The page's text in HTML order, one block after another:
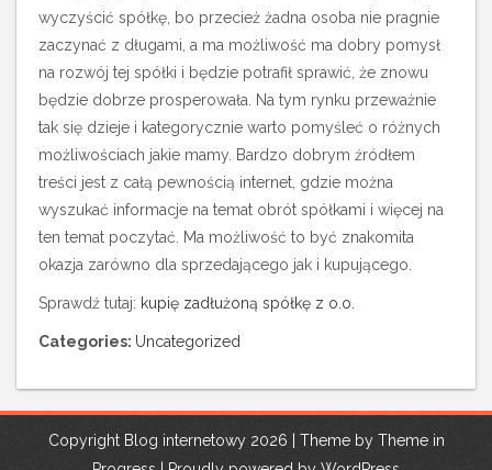
wyczyścić spółkę, bo przecież żadna osoba nie pragnie
zaczynać z długami, a ma możliwość ma dobry pomysł
na rozwój tej spółki i będzie potrafił sprawić, że znowu
będzie dobrze prosperowała. Na tym rynku przeważnie
tak się dzieje i kategorycznie warto pomyśleć o różnych
możliwościach jakie mamy. Bardzo dobrym źródłem
treści jest z całą pewnością internet, gdzie można
wyszukać informacje na temat obrót spółkami i więcej na
ten temat poczytać. Ma możliwość to być znakomita
okazja zarówno dla sprzedającego jak i kupującego.
Sprawdź tutaj: kupię zadłużoną spółkę z o.o.
Categories: Uncategorized
Copyright Blog internetowy 2026 | Theme by Theme in